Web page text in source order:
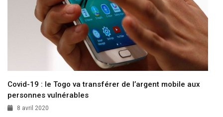
Covid-19 : le Togo va transférer de l’argent mobile aux
personnes vulnérables
8 avril 2020